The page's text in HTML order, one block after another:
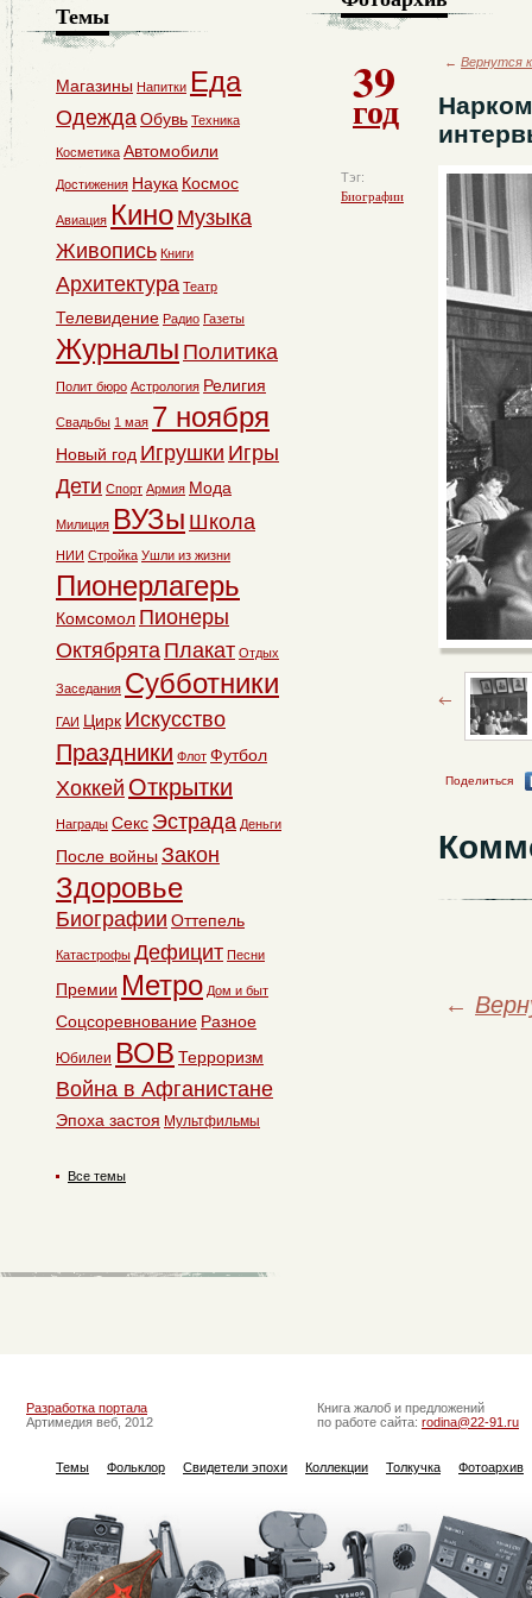
39
год
Тэг:
Биографии
← Вернутся
Поделиться
←
Темы
Магазины Напитки Еда
ОдеждаОбувь Техника
Косметика Автомобили
Достижения Наука Космос
Авиация Кино Музыка
Живопись Книги
Архитектура Театр
Телевидение Радио Газеты
Журналы Политика
Полит бюро Астрология Религия
Свадьбы 1 мая 7 ноября
Новый год Игрушки Игры
Дети Спорт Армия Мода
Милиция ВУЗы Школа
НИИ Стройка Ушли из жизни
Пионерлагерь
Комсомол Пионеры
Октябрята Плакат Отдых
Заседания Субботники
ГАИ Цирк Искусство
Праздники Флот Футбол
Хоккей Открытки
Награды Секс Эстрада Деньги
После войны Закон
Здоровье
Биографии Оттепель
Катастрофы Дефицит Песни
Премии Метро Дом и быт
Соцсоревнование Разное
Юбилеи ВОВ Терроризм
Война в Афганистане
Эпоха застоя Мультфильмы
Все темы
Разработка портала
Артимедия веб, 2012
Книга жалоб и предложений
по работе сайта: rodina@22-91.ru
Темы Фольклор Свидетели эпохи Коллекции Толкучка Фотоархив